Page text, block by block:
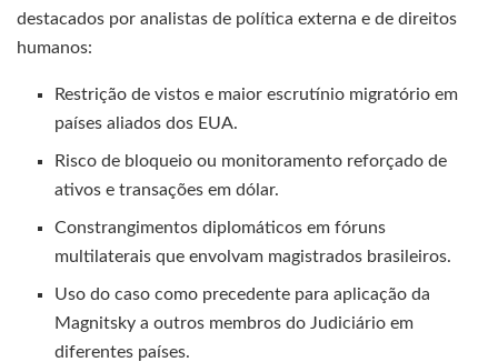
destacados por analistas de política externa e de direitos
humanos:
Restrição de vistos e maior escrutínio migratório em
países aliados dos EUA.
Risco de bloqueio ou monitoramento reforçado de
ativos e transações em dólar.
Constrangimentos diplomáticos em fóruns
multilaterais que envolvam magistrados brasileiros.
Uso do caso como precedente para aplicação da
Magnitsky a outros membros do Judiciário em
diferentes países.